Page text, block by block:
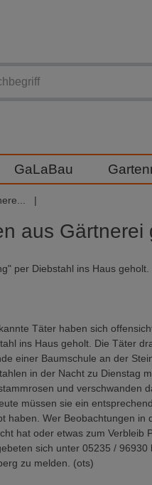
GaLaBau
aus Gärtnerei
per Diebstahl ins Haus geholt.
Täter haben sich
ins Haus geholt. Die Täter
einer Baumschule an der
in der Nacht zu Dienstag
und verschwanden
müssen sie ein
haben. Wer Beobachtungen in
hat oder etwas zum Verbleib
sich unter 05235 / 96930
zu melden. (ots)